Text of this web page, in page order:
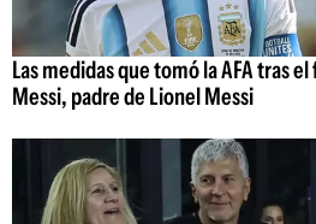
Las medidas que tomó la AFA tras
Messi, padre de Lionel Messi